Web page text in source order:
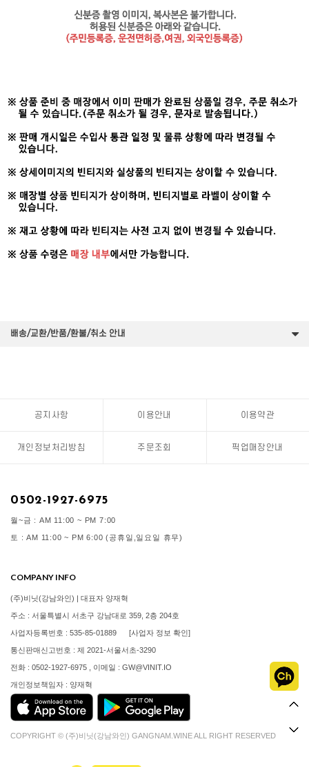
배송/교환/반품/환불/취소 안내
공지사항 이용안내 이용약관
개인정보처리방침 주문조회 픽업매장안내
0502-1927-6975
월~금 : AM 11:00 ~ PM 7:00
토 : AM 11:00 ~ PM 6:00 (공휴일,일요일 휴무)
COMPANY INFO
(주)비닛(강남와인) | 대표자 양재혁
주소 : 서울특별시 서초구 강남대로 359, 2층 204호
사업자등록번호 : 535-85-01889 [사업자 정보 확인]
통신판매신고번호 : 제 2021-서울서초-3290
전화 : 0502-1927-6975 , 이메일 : GW@VINIT.IO
개인정보책임자 : 양재혁
COPYRIGHT © (주)비닛(강남와인) GANGNAM.WINE ALL RIGHT RESERVED